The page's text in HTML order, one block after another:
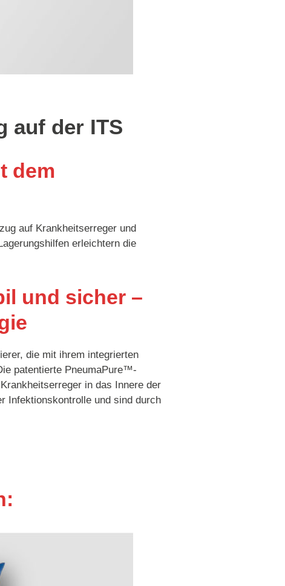
auf der ITS
dem
auf Krankheitserreger und
erleichtern die
und sicher –
die mit ihrem integrierten
patentierte PneumaPure™-
in das Innere der
Infektionskontrolle und sind durch